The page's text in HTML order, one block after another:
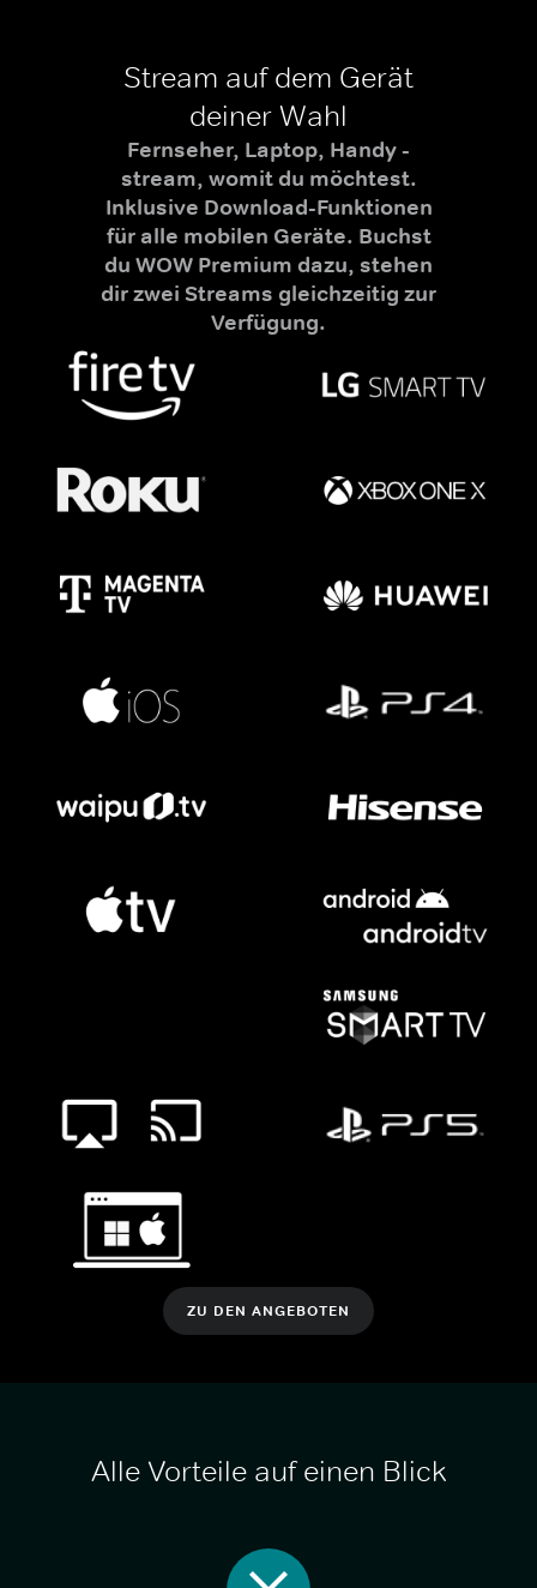
Stream auf dem Gerät
deiner Wahl
Fernseher, Laptop, Handy -
stream, womit du möchtest.
Inklusive Download-Funktionen
für alle mobilen Geräte. Buchst
du WOW Premium dazu, stehen
dir zwei Streams gleichzeitig zur
Verfügung.
ZU DEN ANGEBOTEN
Alle Vorteile auf einen Blick